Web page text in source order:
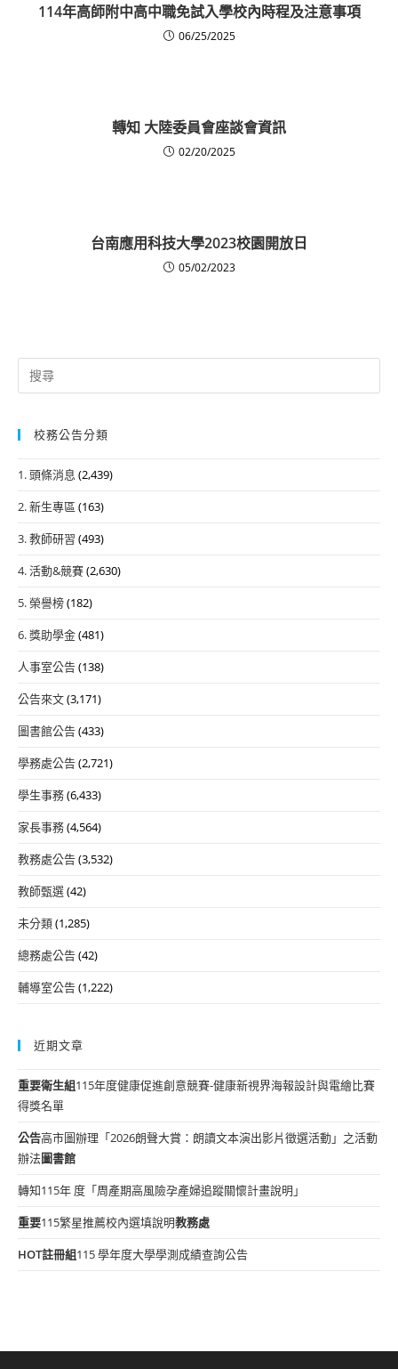
114年高師附中高中職免試入學校內時程及注意事項
06/25/2025
轉知 大陸委員會座談會資訊
02/20/2025
台南應用科技大學2023校園開放日
05/02/2023
Search
for:
校務公告分類
1. 頭條消息 (2,439)
2. 新生專區 (163)
3. 教師研習 (493)
4. 活動&競賽(2,630)
5. 榮譽榜(182)
6. 獎助學金(481)
人事室公告(138)
公告來文(3,171)
圖書館公告(433)
學務處公告(2,721)
學生事務(6,433)
家長事務(4,564)
教務處公告(3,532)
教師甄選(42)
未分類(1,285)
總務處公告(42)
輔導室公告(1,222)
近期文章
重要衛生組115年度健康促進創意競賽-健康新視界海報設計與電繪比賽
得獎名單
公告高市圖辦理「2026朗聲大賞：朗讀文本演出影片徵選活動」之活動
辦法圖書館
轉知115年 度「周產期高風險孕產婦追蹤關懷計畫說明」
重要115繁星推薦校內選填說明教務處
HOT註冊組115 學年度大學學測成績查詢公告